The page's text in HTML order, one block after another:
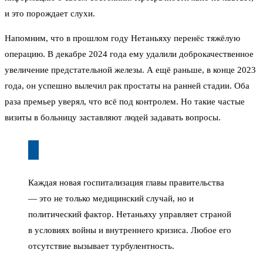
и это порождает слухи.
Напомним, что в прошлом году Нетаньяху перенёс тяжёлую
операцию. В декабре 2024 года ему удалили доброкачественное
увеличение предстательной железы. А ещё раньше, в конце 2023
года, он успешно вылечил рак простаты на ранней стадии. Оба
раза премьер уверял, что всё под контролем. Но такие частые
визиты в больницу заставляют людей задавать вопросы.
Каждая новая госпитализация главы правительства
— это не только медицинский случай, но и
политический фактор. Нетаньяху управляет страной
в условиях войны и внутреннего кризиса. Любое его
отсутствие вызывает турбулентность.